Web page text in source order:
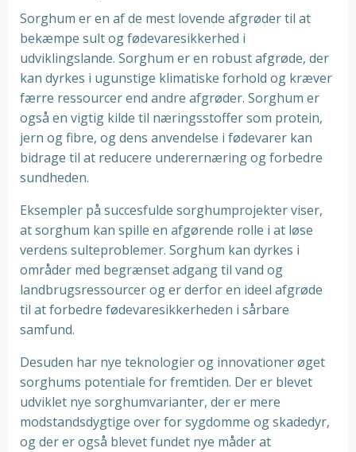
Sorghum er en af ​​de mest lovende afgrøder til at
bekæmpe sult og fødevaresikkerhed i
udviklingslande. Sorghum er en robust afgrøde, der
kan dyrkes i ugunstige klimatiske forhold og kræver
færre ressourcer end andre afgrøder. Sorghum er
også en vigtig kilde til næringsstoffer som protein,
jern og fibre, og dens anvendelse i fødevarer kan
bidrage til at reducere underernæring og forbedre
sundheden.
Eksempler på succesfulde sorghumprojekter viser,
at sorghum kan spille en afgørende rolle i at løse
verdens sulteproblemer. Sorghum kan dyrkes i
områder med begrænset adgang til vand og
landbrugsressourcer og er derfor en ideel afgrøde
til at forbedre fødevaresikkerheden i sårbare
samfund.
Desuden har nye teknologier og innovationer øget
sorghums potentiale for fremtiden. Der er blevet
udviklet nye sorghumvarianter, der er mere
modstandsdygtige over for sygdomme og skadedyr,
og der er også blevet fundet nye måder at